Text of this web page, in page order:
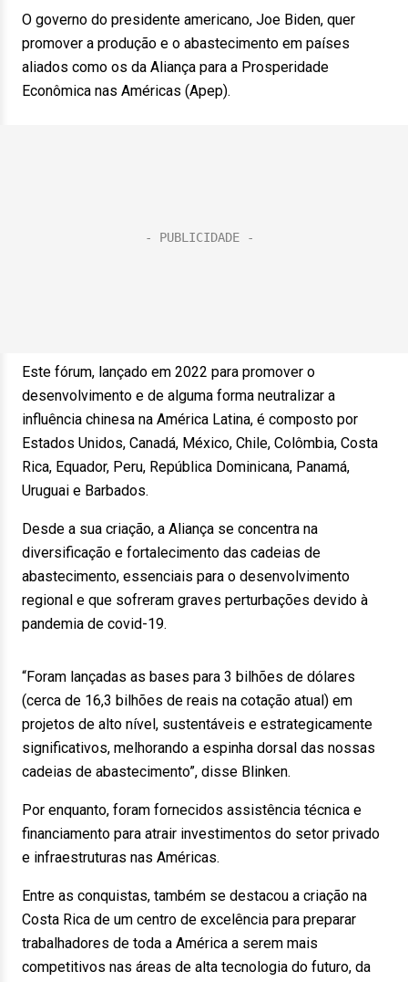
O governo do presidente americano, Joe Biden, quer
promover a produção e o abastecimento em países
aliados como os da Aliança para a Prosperidade
Econômica nas Américas (Apep).
Este fórum, lançado em 2022 para promover o
desenvolvimento e de alguma forma neutralizar a
influência chinesa na América Latina, é composto por
Estados Unidos, Canadá, México, Chile, Colômbia, Costa
Rica, Equador, Peru, República Dominicana, Panamá,
Uruguai e Barbados.
Desde a sua criação, a Aliança se concentra na
diversificação e fortalecimento das cadeias de
abastecimento, essenciais para o desenvolvimento
regional e que sofreram graves perturbações devido à
pandemia de covid-19.
“Foram lançadas as bases para 3 bilhões de dólares
(cerca de 16,3 bilhões de reais na cotação atual) em
projetos de alto nível, sustentáveis e estrategicamente
significativos, melhorando a espinha dorsal das nossas
cadeias de abastecimento”, disse Blinken.
Por enquanto, foram fornecidos assistência técnica e
financiamento para atrair investimentos do setor privado
e infraestruturas nas Américas.
Entre as conquistas, também se destacou a criação na
Costa Rica de um centro de excelência para preparar
trabalhadores de toda a América a serem mais
competitivos nas áreas de alta tecnologia do futuro, da